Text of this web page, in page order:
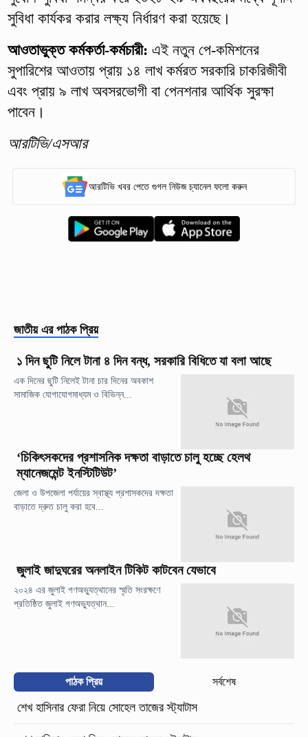
সুবিধা কার্যকর করার লক্ষ্য নির্ধারণ করা হয়েছে।
আওতাভুক্ত কর্মকর্তা-কর্মচারী: এই নতুন পে-কমিশনের
সুপারিশের আওতায় প্রায় ১৪ লাখ কর্মরত সরকারি চাকরিজীবী
এবং প্রায় ৯ লাখ অবসরভোগী বা পেনশনার আর্থিক সুরক্ষা
পাবেন।
আরটিভি/এসআর
আরটিভি খবর পেতে গুগল নিউজ চ্যানেল ফলো করুন
জাতীয় এর পাঠক প্রিয়
১ দিন ছুটি নিলে টানা ৪ দিন বন্ধ, সরকারি বিধিতে যা বলা আছে
এক দিনের ছুটি নিলেই টানা চার দিনের অবকাশ
সামাজিক যোগাযোগমাধ্যম ও বিভিন্ন...
‘চিকিৎসকদের প্রশাসনিক দক্ষতা বাড়াতে চালু হচ্ছে হেলথ
ম্যানেজমেন্ট ইনস্টিটিউট’
জেলা ও উপজেলা পর্যায়ের স্বাস্থ্য প্রশাসকদের দক্ষতা
বাড়াতে দ্রুত চালু করা হবে...
জুলাই জাদুঘরের অনলাইন টিকিট কাটবেন যেভাবে
২০২৪ এর জুলাই গণঅভ্যুত্থানের স্মৃতি সংরক্ষণে
প্রতিষ্ঠিত জুলাই গণঅভ্যুত্থান...
পাঠক প্রিয় সর্বশেষ
শেখ হাসিনার ফেরা নিয়ে সোহেল তাজের স্ট্যাটাস